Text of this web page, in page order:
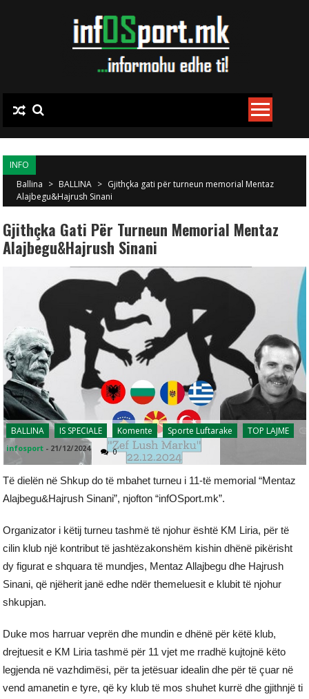
INFO
Ballina > BALLINA > Gjithçka gati për turneun memorial Mentaz
Alajbegu&Hajrush Sinani
Gjithçka Gati Për Turneun Memorial Mentaz
Alajbegu&Hajrush Sinani
BALLINA IS SPECIALE Komente Sporte Luftarake TOP LAJME
infosport - 21/12/2024 0
Të dielën në Shkup do të mbahet turneu i 11-të memorial “Mentaz
Alajbegu&Hajrush Sinani”, njofton “infOSport.mk”.
Organizator i këtij turneu tashmë të njohur është KM Liria, për të
cilin klub një kontribut të jashtëzakonshëm kishin dhënë pikërisht
dy figurat e shquara të mundjes, Mentaz Allajbegu dhe Hajrush
Sinani, që njëherit janë edhe ndër themeluesit e klubit të njohur
shkupjan.
Duke mos harruar veprën dhe mundin e dhënë për këtë klub,
drejtuesit e KM Liria tashmë për 11 vjet me rradhë kujtojnë këto
legjenda në vazhdimësi, për ta jetësuar idealin dhe për të çuar në
vend amanetin e tyre, që ky klub të mos shuhet kurrë dhe gjithnjë ti